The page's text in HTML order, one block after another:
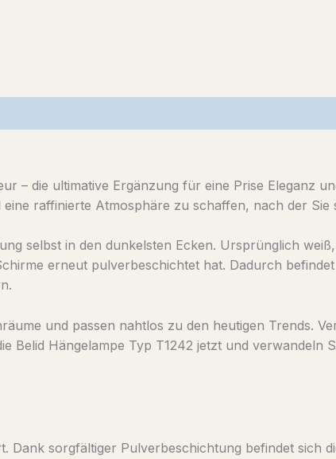
– die ultimative Ergänzung für eine Prise Eleganz
raffinierte Atmosphäre zu schaffen, nach der Sie
selbst in den dunkelsten Ecken. Ursprünglich
erneut pulverbeschichtet hat. Dadurch
und passen nahtlos zu den heutigen Trends.
Belid Hängelampe Typ T1242 jetzt und verwandeln
sorgfältiger Pulverbeschichtung befindet sich